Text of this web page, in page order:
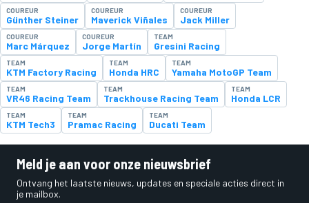
COUREUR
Günther Steiner
COUREUR
Maverick Viñales
COUREUR
Jack Miller
COUREUR
Marc Márquez
COUREUR
Jorge Martín
TEAM
Gresini Racing
TEAM
KTM Factory Racing
TEAM
Honda HRC
TEAM
Yamaha MotoGP Team
TEAM
VR46 Racing Team
TEAM
Trackhouse Racing Team
TEAM
Honda LCR
TEAM
KTM Tech3
TEAM
Pramac Racing
TEAM
Ducati Team
Meld je aan voor onze nieuwsbrief
Ontvang het laatste nieuws, updates en speciale acties direct in
je mailbox.